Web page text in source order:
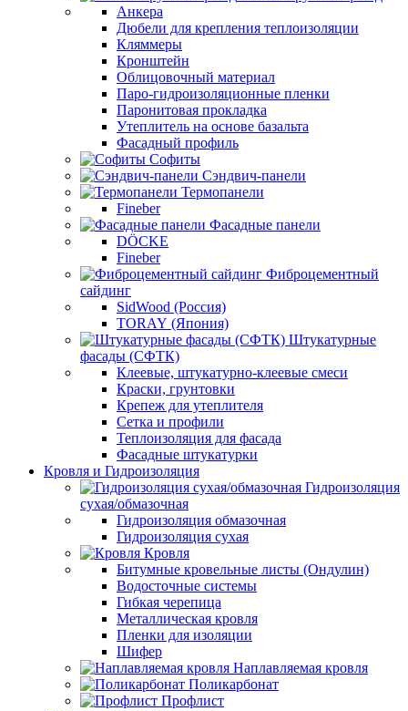
Анкера
Дюбели для крепления теплоизоляции
Кляммеры
Кронштейн
Облицовочный материал
Паро-гидроизоляционные пленки
Паронитовая прокладка
Утеплитель на основе базальта
Фасадный профиль
Софиты
Сэндвич-панели
Термопанели
Fineber
Фасадные панели
DÖCKE
Fineber
Фиброцементный
сайдинг
SidWood (Россия)
TORAY (Япония)
Штукатурные
фасады (СФТК)
Клеевые, штукатурно-клеевые смеси
Краски, грунтовки
Крепеж для утеплителя
Сетка и профили
Теплоизоляция для фасада
Фасадные штукатурки
Кровля и Гидроизоляция
Гидроизоляция
сухая/обмазочная
Гидроизоляция обмазочная
Гидроизоляция сухая
Кровля
Битумные кровельные листы (Ондулин)
Водосточные системы
Гибкая черепица
Металлическая кровля
Пленки для изоляции
Шифер
Наплавляемая кровля
Поликарбонат
Профлист